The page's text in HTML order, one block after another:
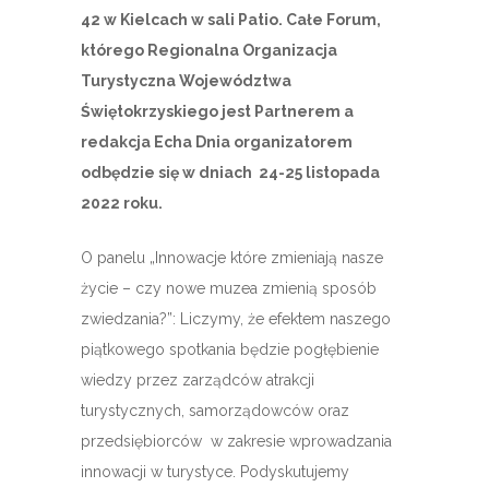
42 w Kielcach w sali Patio. Całe Forum,
którego Regionalna Organizacja
Turystyczna Województwa
Świętokrzyskiego jest Partnerem a
redakcja Echa Dnia organizatorem
odbędzie się w dniach 24-25 listopada
2022 roku.
O panelu „Innowacje które zmieniają nasze
życie – czy nowe muzea zmienią sposób
zwiedzania?”: Liczymy, że efektem naszego
piątkowego spotkania będzie pogłębienie
wiedzy przez zarządców atrakcji
turystycznych, samorządowców oraz
przedsiębiorców w zakresie wprowadzania
innowacji w turystyce. Podyskutujemy